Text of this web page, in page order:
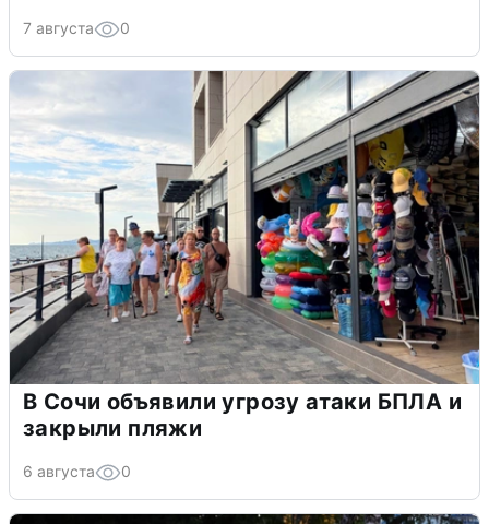
7 августа 0
В Сочи объявили угрозу атаки БПЛА и
закрыли пляжи
6 августа 0